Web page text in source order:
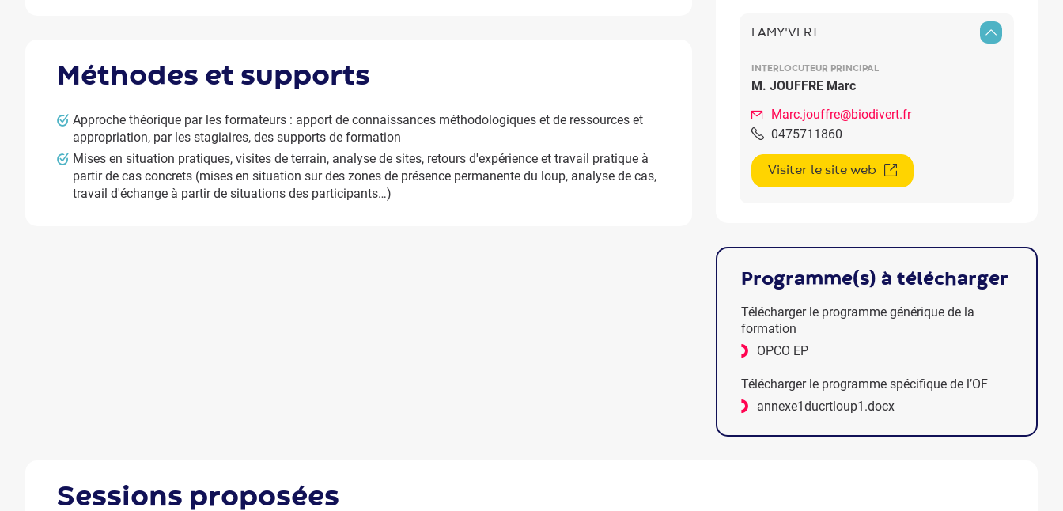
méthodes et supports
Approche théorique par les formateurs : apport de connaissances méthodologiques et de ressources et
appropriation, par les stagiaires, des supports de formation
Mises en situation pratiques, visites de terrain, analyse de sites, retours d'expérience et travail pratique à
partir de cas concrets (mises en situation sur des zones de présence permanente du loup, analyse de cas,
travail d'échange à partir de situations des participants…)
LAMY'VERT
INTERLOCUTEUR PRINCIPAL
M. JOUFFRE Marc
Marc.jouffre@biodivert.fr
0475711860
Visiter le site web
programme(s) à télécharger
Télécharger le programme générique de la
formation
OPCO EP
Télécharger le programme spécifique de l’OF
annexe1ducrtloup1.docx
sessions proposées